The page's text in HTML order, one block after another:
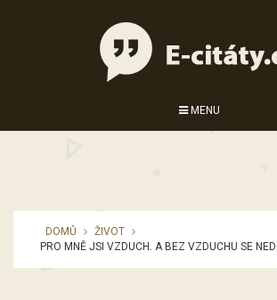
MENU
DOMŮ
ŽIVOT
PRO MNĚ JSI VZDUCH. A BEZ VZDUCHU SE